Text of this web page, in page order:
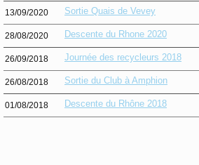
13/09/2020 Sortie Quais de Vevey
28/08/2020 Descente du Rhone 2020
26/09/2018 Journée des recycleurs 2018
26/08/2018 Sortie du Club à Amphion
01/08/2018 Descente du Rhône 2018